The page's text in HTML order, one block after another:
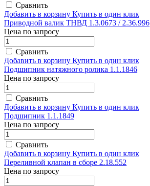
Сравнить
Добавить в корзину Купить в один клик
Приводной валик ТНВД 1.3.0673 / 2.36.996
Цена по запросу
Сравнить
Добавить в корзину Купить в один клик
Подшипник натяжного ролика 1.1.1846
Цена по запросу
Сравнить
Добавить в корзину Купить в один клик
Подшипник 1.1.1849
Цена по запросу
Сравнить
Добавить в корзину Купить в один клик
Переливной клапан в сборе 2.18.552
Цена по запросу